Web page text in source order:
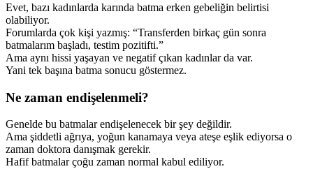
Evet, bazı kadınlarda karında batma erken gebeliğin belirtisi
olabiliyor.
Forumlarda çok kişi yazmış: “Transferden birkaç gün sonra
batmalarım başladı, testim pozitifti.”
Ama aynı hissi yaşayan ve negatif çıkan kadınlar da var.
Yani tek başına batma sonucu göstermez.
Ne zaman endişelenmeli?
Genelde bu batmalar endişelenecek bir şey değildir.
Ama şiddetli ağrıya, yoğun kanamaya veya ateşe eşlik ediyorsa o
zaman doktora danışmak gerekir.
Hafif batmalar çoğu zaman normal kabul ediliyor.